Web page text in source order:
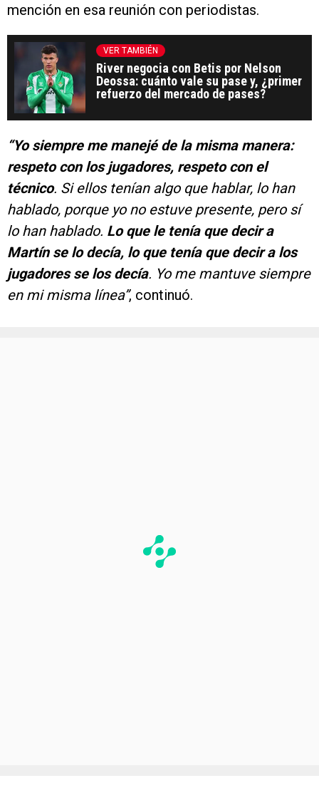
mención en esa reunión con periodistas.
VER TAMBIÉN
River negocia con Betis por Nelson
Deossa: cuánto vale su pase y, ¿primer
refuerzo del mercado de pases?
“Yo siempre me manejé de la misma manera:
respeto con los jugadores, respeto con el
técnico. Si ellos tenían algo que hablar, lo han
hablado, porque yo no estuve presente, pero sí
lo han hablado. Lo que le tenía que decir a
Martín se lo decía, lo que tenía que decir a los
jugadores se los decía. Yo me mantuve siempre
en mi misma línea”, continuó.